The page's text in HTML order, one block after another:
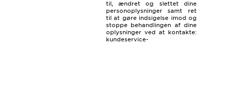
til, ændret og slettet dine
personoplysninger samt ret
til at gøre indsigelse imod og
stoppe behandlingen af dine
oplysninger ved at kontakte:
kundeservice-